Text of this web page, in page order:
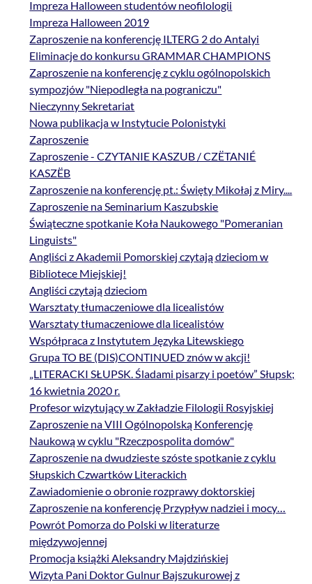
Impreza Halloween studentów neofilologii
Impreza Halloween 2019
Zaproszenie na konferencję ILTERG 2 do Antalyi
Eliminacje do konkursu GRAMMAR CHAMPIONS
Zaproszenie na konferencję z cyklu ogólnopolskich
sympozjów "Niepodległa na pograniczu"
Nieczynny Sekretariat
Nowa publikacja w Instytucie Polonistyki
Zaproszenie
Zaproszenie - CZYTANIE KASZUB / CZËTANIÉ
KASZËB
Zaproszenie na konferencję pt.: Święty Mikołaj z Miry....
Zaproszenie na Seminarium Kaszubskie
Świąteczne spotkanie Koła Naukowego "Pomeranian
Linguists"
Angliści z Akademii Pomorskiej czytają dzieciom w
Bibliotece Miejskiej!
Angliści czytają dzieciom
Warsztaty tłumaczeniowe dla licealistów
Warsztaty tłumaczeniowe dla licealistów
Współpraca z Instytutem Języka Litewskiego
Grupa TO BE (DIS)CONTINUED znów w akcji!
„LITERACKI SŁUPSK. Śladami pisarzy i poetów” Słupsk;
16 kwietnia 2020 r.
Profesor wizytujący w Zakładzie Filologii Rosyjskiej
Zaproszenie na VIII Ogólnopolską Konferencję
Naukową w cyklu "Rzeczpospolita domów"
Zaproszenie na dwudzieste szóste spotkanie z cyklu
Słupskich Czwartków Literackich
Zawiadomienie o obronie rozprawy doktorskiej
Zaproszenie na konferencję Przypływ nadziei i mocy…
Powrót Pomorza do Polski w literaturze
międzywojennej
Promocja książki Aleksandry Majdzińskiej
Wizyta Pani Doktor Gulnur Bajszukurowej z